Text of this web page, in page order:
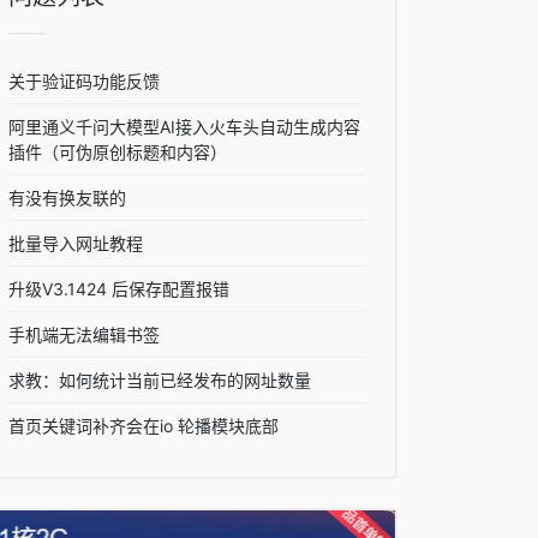
关于验证码功能反馈
阿里通义千问大模型AI接入火车头自动生成内容
插件（可伪原创标题和内容）
有没有换友联的
批量导入网址教程
升级V3.1424 后保存配置报错
手机端无法编辑书签
求教：如何统计当前已经发布的网址数量
首页关键词补齐会在io 轮播模块底部